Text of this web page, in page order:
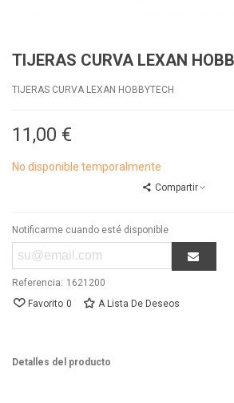
TIJERAS CURVA LEXAN
TIJERAS CURVA LEXAN HOBBYTECH
11,00 €
No disponible temporalmente
Compartir
Notificarme cuando esté disponible
Referencia: 1621200
Favorito 0 A Lista De Deseos
Detalles del producto